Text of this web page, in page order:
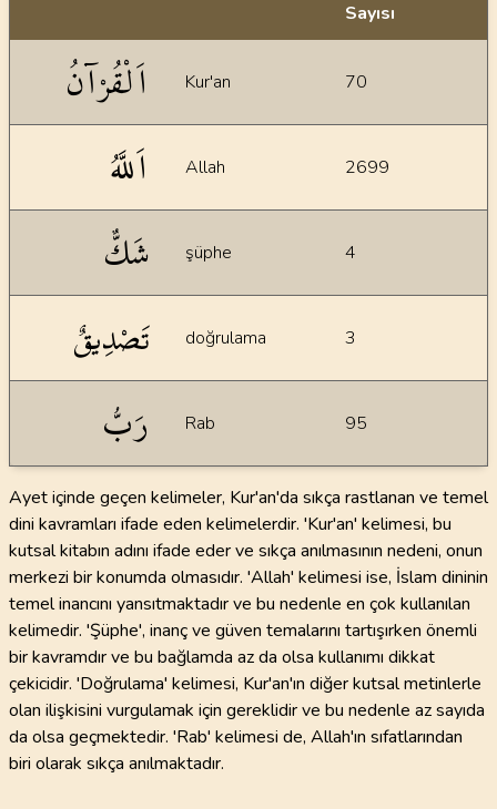
Sayısı
اَلْقُرْآنُ Kur'an 70
اَللَّهُ Allah 2699
شَكٌّ şüphe 4
تَصْدِيقٌ doğrulama 3
رَبُّ Rab 95
Ayet içinde geçen kelimeler, Kur'an'da sıkça rastlanan ve temel
dini kavramları ifade eden kelimelerdir. 'Kur'an' kelimesi, bu
kutsal kitabın adını ifade eder ve sıkça anılmasının nedeni, onun
merkezi bir konumda olmasıdır. 'Allah' kelimesi ise, İslam dininin
temel inancını yansıtmaktadır ve bu nedenle en çok kullanılan
kelimedir. 'Şüphe', inanç ve güven temalarını tartışırken önemli
bir kavramdır ve bu bağlamda az da olsa kullanımı dikkat
çekicidir. 'Doğrulama' kelimesi, Kur'an'ın diğer kutsal metinlerle
olan ilişkisini vurgulamak için gereklidir ve bu nedenle az sayıda
da olsa geçmektedir. 'Rab' kelimesi de, Allah'ın sıfatlarından
biri olarak sıkça anılmaktadır.